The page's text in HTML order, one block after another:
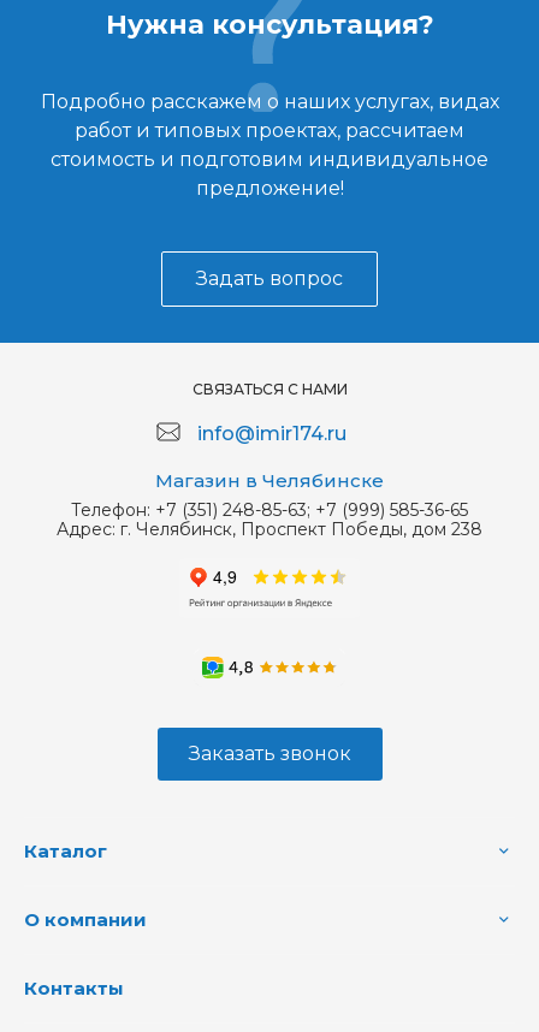
Нужна консультация?
Подробно расскажем о наших услугах, видах
работ и типовых проектах, рассчитаем
стоимость и подготовим индивидуальное
предложение!
Задать вопрос
СВЯЗАТЬСЯ С НАМИ
info@imir174.ru
Магазин в Челябинске
Телефон: +7 (351) 248-85-63; +7 (999) 585-36-65
Адрес: г. Челябинск, Проспект Победы, дом 238
Заказать звонок
Каталог
О компании
Контакты